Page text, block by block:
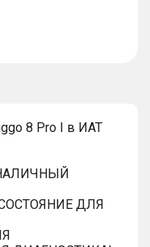
8 Pro I в ИАТ
ДЛЯ